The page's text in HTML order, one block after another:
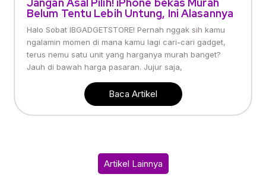
Jangan Asal Pilih! iPhone bekas Murah
Belum Tentu Lebih Untung, Ini Alasannya
Halo Sobat IBGADGETSTORE! Pernah nggak sih kamu
ngalamin momen di mana kamu lagi cari-cari gadget,
terus nemu satu unit yang harganya murah banget?
Jauh di bawah harga pasaran. Jujur saja,
Baca Artikel
Artikel Lainnya